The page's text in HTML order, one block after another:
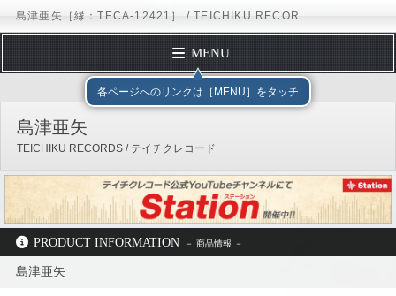
島津亜矢［縁：TECA-12421］ / TEICHIKU RECORDS
MENU
トップページ
プロフィール
ディスコグラフィー
フォームメール
オフィシャルサイト ブログ
Instagram
テイチクオンラインショップ
テイチクエンタテインメント
各ページへのリンクは［MENU］をタッチ
テイチクエンタテインメント TEICHIKU RECORDS
島津亜矢
TEICHIKU RECORDS / テイチクレコード
PRODUCT INFORMATION
島津亜矢